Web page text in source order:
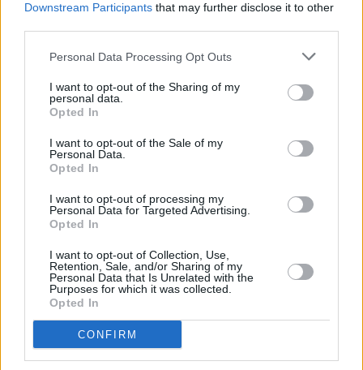
Downstream Participants that may further disclose it to other
Personal Data Processing Opt Outs
I want to opt-out of the Sharing of my
personal data.
Opted In
I want to opt-out of the Sale of my
Personal Data.
Opted In
I want to opt-out of processing my
Personal Data for Targeted Advertising.
Opted In
I want to opt-out of Collection, Use,
Retention, Sale, and/or Sharing of my
Personal Data that Is Unrelated with the
Purposes for which it was collected.
Opted In
CONFIRM
Ο υφυπουργός σχολιάζοντας τις αναφορές που
έγιναν κατά την συζήτηση σε γενικότερα θέματα, ο κ.
Καλαφάτης εξέφρασε τον αποτροπιασμό την
εκκλησία του Προφήτη Ηλία στην Δαμασκό λέγοντας
ότι «είναι απολύτως αναγκαίο η νέα κυβέρνηση της
Συρίας να μεριμνήσει εμπράκτως στο να
προστατευτούν όλες οι εθνικές και θρησκευτικές
μειονότητες στη χώρα».
Σχετικά με τις εξελίξεις στη Μ. Ανατολή, ο
υφυπουργός επισήμανε πως «είναι εκφρασμένη η
βούληση της ελληνικής κυβέρνησης και της ΕΕ ώστε
να μπορέσει να αποφευχθεί περαιτέρω κλιμάκωση